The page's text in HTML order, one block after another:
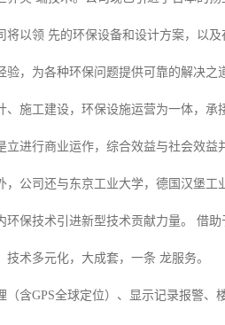
将以领 先的环保设备和设计方案，以
，为各种环保问题提供可靠的解决
施工建设，环保设施运营为一体，
进行商业运作，综合效益与社会效
，公司还与东京工业大学，德国汉堡
环保技术引进新型技术贡献力量。 借
术多元化，大成套，一条 龙服务。
含GPS全球定位）、显示记录报警